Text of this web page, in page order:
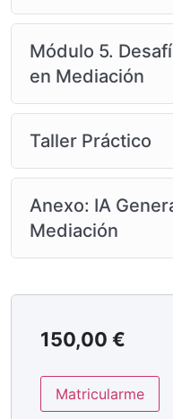
Módulo 5.
en Mediación
Taller Práctico
Anexo: IA
Mediación
150,00 €
Matricularme